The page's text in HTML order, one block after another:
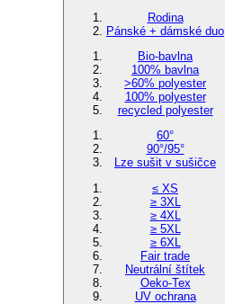
Rodina
Pánské + dámské duo
Bio-bavlna
100% bavlna
>60% polyester
100% polyester
recycled polyester
60°
90°/95°
Lze sušit v sušičce
≤ XS
≥ 3XL
≥ 4XL
≥ 5XL
≥ 6XL
Fair trade
Neutrální štítek
Oeko-Tex
UV ochrana